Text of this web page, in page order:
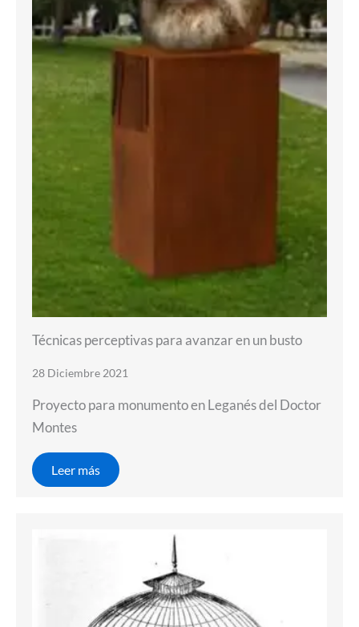
Técnicas perceptivas para avanzar en un busto
28 Diciembre 2021
Proyecto para monumento en Leganés del Doctor
Montes
Leer más